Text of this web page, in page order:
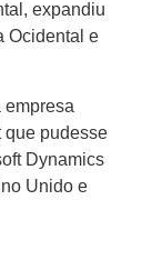
expandiu
Ocidental e
empresa
que pudesse
Dynamics
Unido e